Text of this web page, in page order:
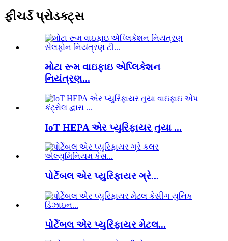
ફીચર્ડ પ્રોડક્ટ્સ
મોટા રૂમ વાઇફાઇ એપ્લિકેશન
નિયંત્રણ...
IoT HEPA એર પ્યુરિફાયર તુયા ...
પોર્ટેબલ એર પ્યુરિફાયર ગ્રે...
પોર્ટેબલ એર પ્યુરિફાયર મેટલ...